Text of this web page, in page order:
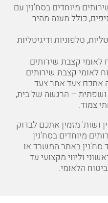
מיוחדים בסח'נין עם
ארצית של 12 סניפים, כולל מענה מהיר
טלפוניות ודיגיטליות
לאומי קצבת שירותים
לאומי קצבת שירותים
אתכם צעד אחר צעד.
ושפתית – הרגשה של בית,
צמוד.
ושות' מזמין אתכם לבדוק
מיוחדים בסח'נין
סח'נין באתר המשרדאו
וליווי מקצועי עד
הלאומי.